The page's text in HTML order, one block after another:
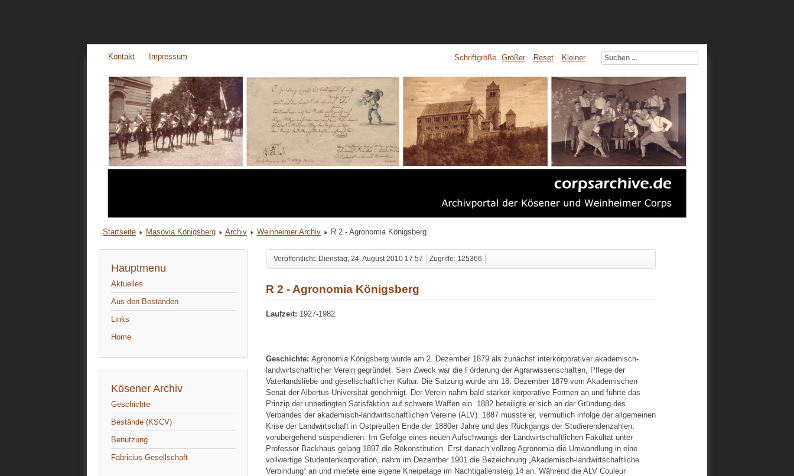
Kontakt Impressum Schriftgröße Größer Reset Kleiner
Startseite Masovia Königsberg Archiv Weinheimer Archiv R 2 - Agronomia Königsberg
Hauptmenu
Aktuelles
Aus den Beständen
Links
Home
Kösener Archiv
Geschichte
Bestände (KSCV)
Benutzung
Fabricius-Gesellschaft
Veröffentlicht: Dienstag, 24. August 2010 17:57 Zugriffe: 125366
R 2 - Agronomia Königsberg
Laufzeit: 1927-1982
Geschichte: Agronomia Königsberg wurde am 2. Dezember 1879 als zunächst interkorporativer akademisch-
landwirtschaftlicher Verein gegründet. Sein Zweck war die Förderung der Agrarwissenschaften, Pflege der
Vaterlandsliebe und gesellschaftlicher Kultur. Die Satzung wurde am 18. Dezember 1879 vom Akademischen
Senat der Albertus-Universität genehmigt. Der Verein nahm bald stärker korporative Formen an und führte das
Prinzip der unbedingten Satisfaktion auf schwere Waffen ein. 1882 beteiligte er sich an der Gründung des
Verbandes der akademisch-landwirtschaftlichen Vereine (ALV). 1887 musste er, vermutlich infolge der allgemeinen
Krise der Landwirtschaft in Ostpreußen Ende der 1880er Jahre und des Rückgangs der Studierendenzahlen,
vorübergehend suspendieren. Im Gefolge eines neuen Aufschwungs der Landwirtschaftlichen Fakultät unter
Professor Backhaus gelang 1897 die Rekonstitution. Erst danach vollzog Agronomia die Umwandlung in eine
vollwertige Studentenkorporation, nahm im Dezember 1901 die Bezeichnung „Akademisch-landwirtschaftliche
Verbindung“ an und mietete eine eigene Kneipetage im Nachtigallensteig 14 an. Während die ALV Couleur